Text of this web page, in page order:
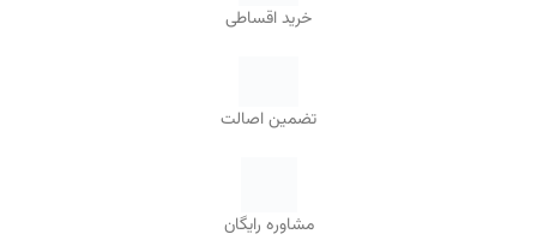
خرید اقساطی
تضمین اصالت
مشاوره رایگان